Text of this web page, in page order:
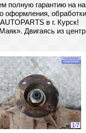
полную гарантию на
оформления,
в г. Курск!
Двигаясь из
1/7